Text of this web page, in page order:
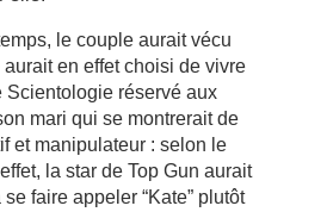
le couple aurait vécu
en effet choisi de vivre
Scientologie réservé aux
mari qui se montrerait de
et manipulateur : selon le
la star de Top Gun aurait
faire appeler “Kate” plutôt